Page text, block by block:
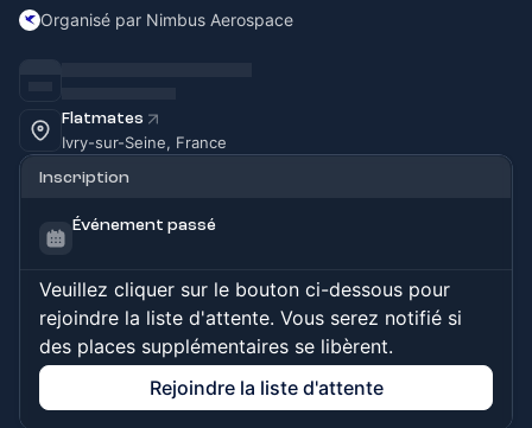
Organisé par Nimbus Aerospace
Flatmates
Ivry-sur-Seine, France
Inscription
Événement passé
Veuillez cliquer sur le bouton ci-dessous pour
rejoindre la liste d'attente. Vous serez notifié si
des places supplémentaires se libèrent.
Rejoindre la liste d'attente